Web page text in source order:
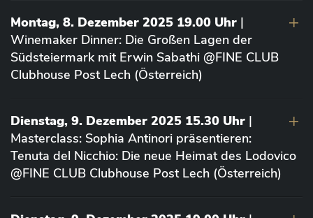
Montag, 8. Dezember 2025 19.00 Uhr |
Winemaker Dinner: Die Großen Lagen der
Südsteiermark mit Erwin Sabathi @FINE CLUB
Clubhouse Post Lech (Österreich)
Dienstag, 9. Dezember 2025 15.30 Uhr |
Masterclass: Sophia Antinori präsentieren:
Tenuta del Nicchio: Die neue Heimat des Lodovico
@FINE CLUB Clubhouse Post Lech (Österreich)